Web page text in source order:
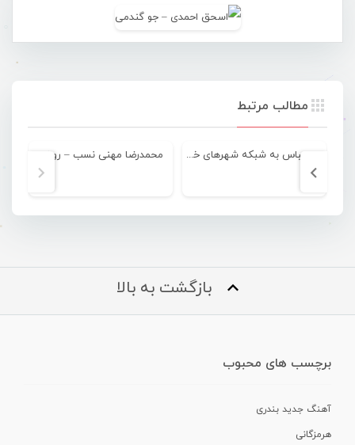
مطالب مرتبط
بندرعباس به شبکه شهرهای خلاق یونسکو پیوست محمدرضا مهنی نسب – روانی
بازگشت به بالا
برچسب های محبوب
آهنگ جدید بندری
هرمزگانی